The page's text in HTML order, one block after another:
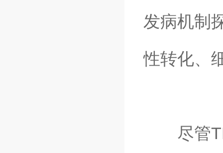
发病机制
性转化、
尽管